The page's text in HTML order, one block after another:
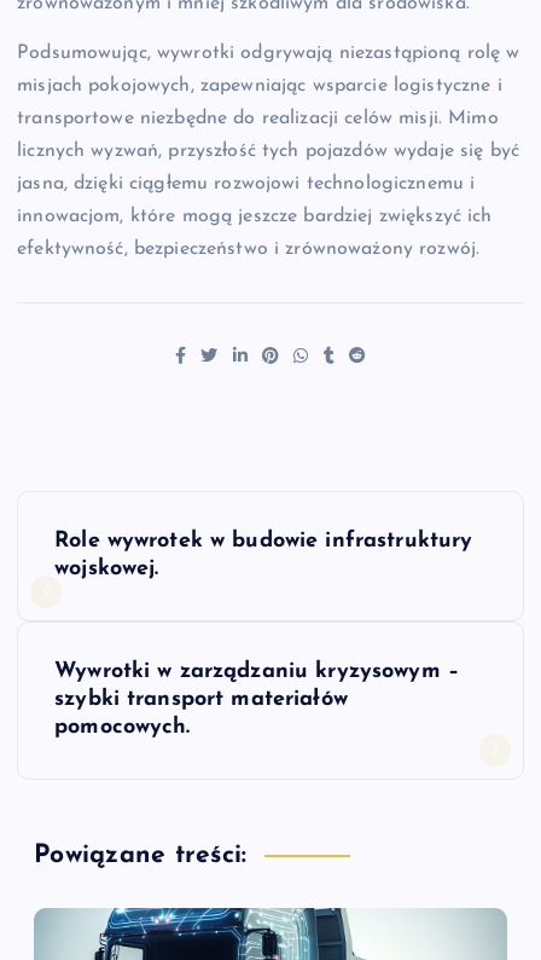
Podsumowując, wywrotki odgrywają niezastąpioną rolę w
misjach pokojowych, zapewniając wsparcie logistyczne i
transportowe niezbędne do realizacji celów misji. Mimo
licznych wyzwań, przyszłość tych pojazdów wydaje się być
jasna, dzięki ciągłemu rozwojowi technologicznemu i
innowacjom, które mogą jeszcze bardziej zwiększyć ich
efektywność, bezpieczeństwo i zrównoważony rozwój.
N
c
Role wywrotek w budowie infrastruktury
wojskowej.
Wywrotki w zarządzaniu kryzysowym –
szybki transport materiałów
pomocowych.
Powiązane treści: